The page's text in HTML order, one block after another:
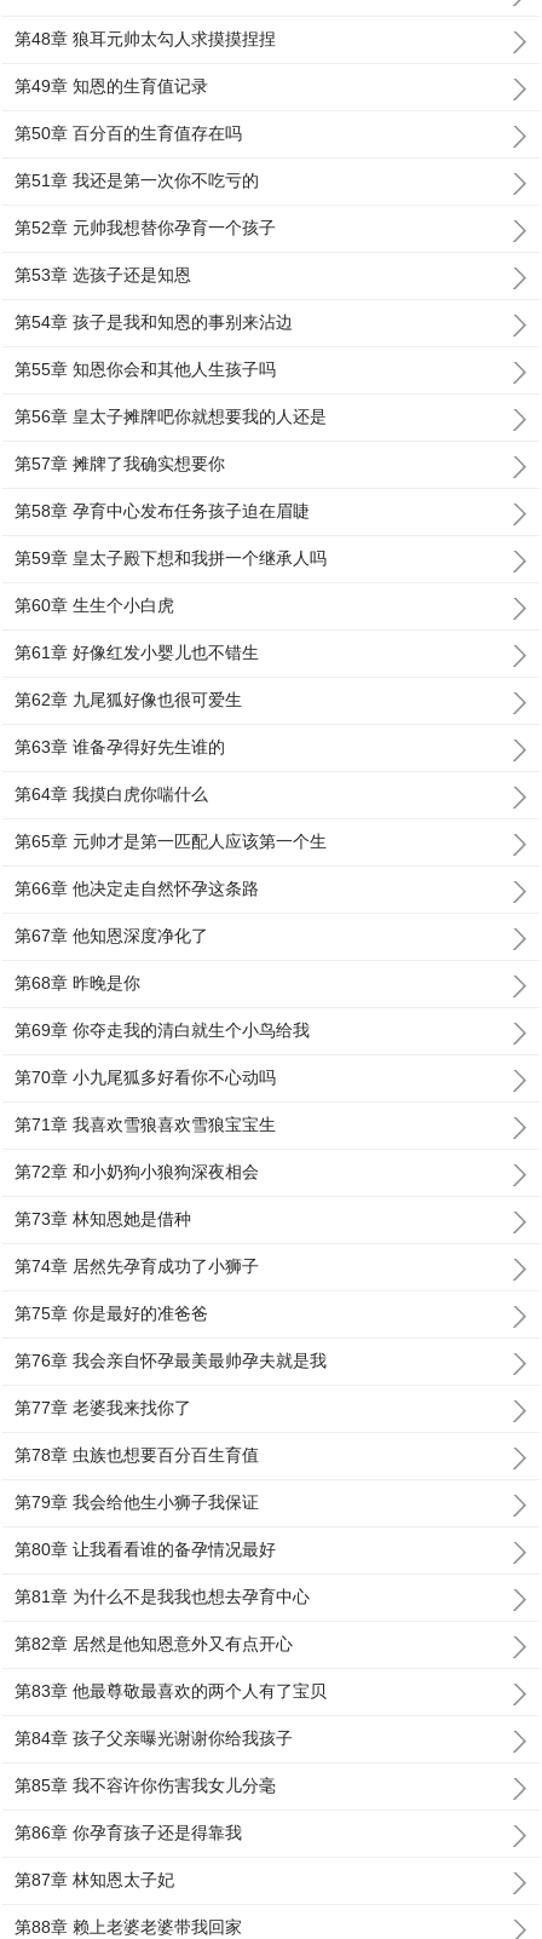
第48章 狼耳元帅太勾人求摸摸捏捏
第49章 知恩的生育值记录
第50章 百分百的生育值存在吗
第51章 我还是第一次你不吃亏的
第52章 元帅我想替你孕育一个孩子
第53章 选孩子还是知恩
第54章 孩子是我和知恩的事别来沾边
第55章 知恩你会和其他人生孩子吗
第56章 皇太子摊牌吧你就想要我的人还是
第57章 摊牌了我确实想要你
第58章 孕育中心发布任务孩子迫在眉睫
第59章 皇太子殿下想和我拼一个继承人吗
第60章 生生个小白虎
第61章 好像红发小婴儿也不错生
第62章 九尾狐好像也很可爱生
第63章 谁备孕得好先生谁的
第64章 我摸白虎你喘什么
第65章 元帅才是第一匹配人应该第一个生
第66章 他决定走自然怀孕这条路
第67章 他知恩深度净化了
第68章 昨晚是你
第69章 你夺走我的清白就生个小鸟给我
第70章 小九尾狐多好看你不心动吗
第71章 我喜欢雪狼喜欢雪狼宝宝生
第72章 和小奶狗小狼狗深夜相会
第73章 林知恩她是借种
第74章 居然先孕育成功了小狮子
第75章 你是最好的准爸爸
第76章 我会亲自怀孕最美最帅孕夫就是我
第77章 老婆我来找你了
第78章 虫族也想要百分百生育值
第79章 我会给他生小狮子我保证
第80章 让我看看谁的备孕情况最好
第81章 为什么不是我我也想去孕育中心
第82章 居然是他知恩意外又有点开心
第83章 他最尊敬最喜欢的两个人有了宝贝
第84章 孩子父亲曝光谢谢你给我孩子
第85章 我不容许你伤害我女儿分毫
第86章 你孕育孩子还是得靠我
第87章 林知恩太子妃
第88章 赖上老婆老婆带我回家